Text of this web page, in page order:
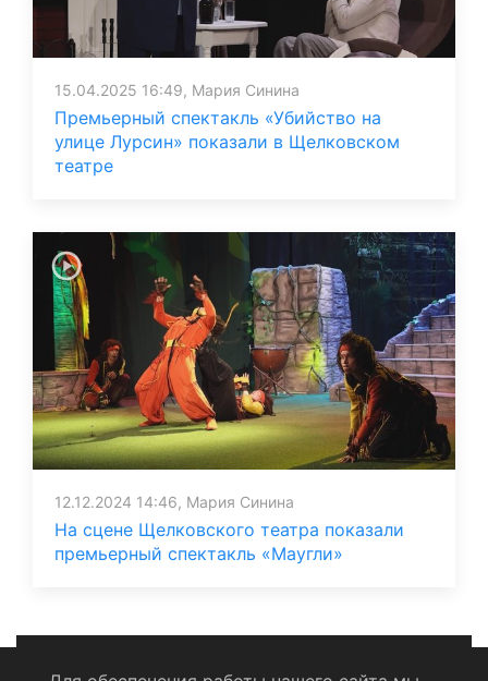
15.04.2025 16:49, Мария Синина
Премьерный спектакль «Убийство на
улице Лурсин» показали в Щелковском
театре
12.12.2024 14:46, Мария Синина
На сцене Щелковского театра показали
премьерный спектакль «Маугли»